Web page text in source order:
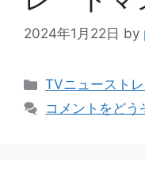
2024年1月22日 by
カ
テ
TVニュースト
コメントをどう